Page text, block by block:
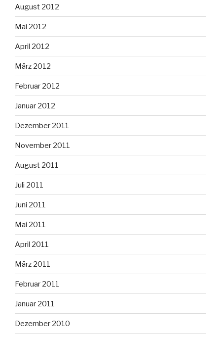
August 2012
Mai 2012
April 2012
März 2012
Februar 2012
Januar 2012
Dezember 2011
November 2011
August 2011
Juli 2011
Juni 2011
Mai 2011
April 2011
März 2011
Februar 2011
Januar 2011
Dezember 2010